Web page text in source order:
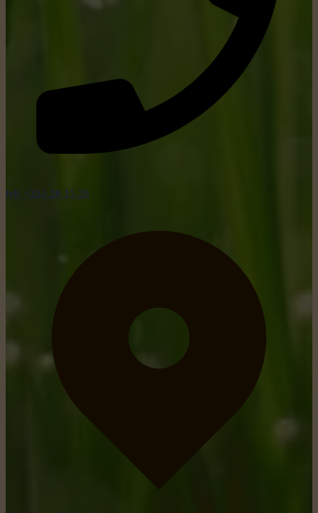
tel: +352 26 15 26